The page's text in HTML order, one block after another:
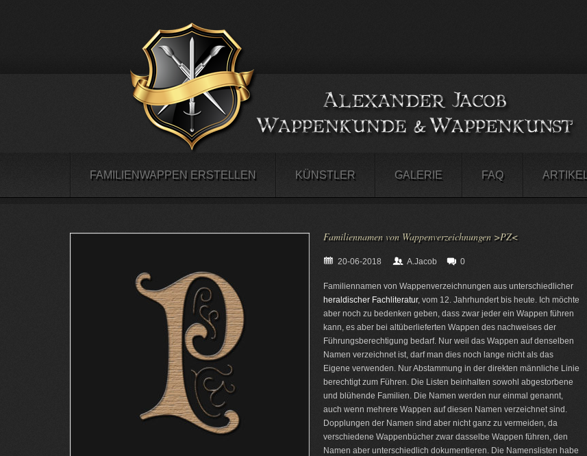
FAMILIENWAPPEN ERSTELLEN KÜNSTLER GALERIE FAQ ARTIKEL
Familiennamen von Wappenverzeichnungen >PZ<
20-06-2018 A.Jacob 0
Familiennamen von Wappenverzeichnungen aus unterschiedlicher
heraldischer Fachliteratur, vom 12. Jahrhundert bis heute. Ich möchte
aber noch zu bedenken geben, dass zwar jeder ein Wappen führen
kann, es aber bei altüberlieferten Wappen des nachweises der
Führungsberechtigung bedarf. Nur weil das Wappen auf denselben
Namen verzeichnet ist, darf man dies noch lange nicht als das
Eigene verwenden. Nur Abstammung in der direkten männliche Linie
berechtigt zum Führen. Die Listen beinhalten sowohl abgestorbene
und blühende Familien. Die Namen werden nur einmal genannt,
auch wenn mehrere Wappen auf diesen Namen verzeichnet sind.
Dopplungen der Namen sind aber nicht ganz zu vermeiden, da
verschiedene Wappenbücher zwar dasselbe Wappen führen, den
Namen aber unterschiedlich dokumentieren. Die Namenslisten habe